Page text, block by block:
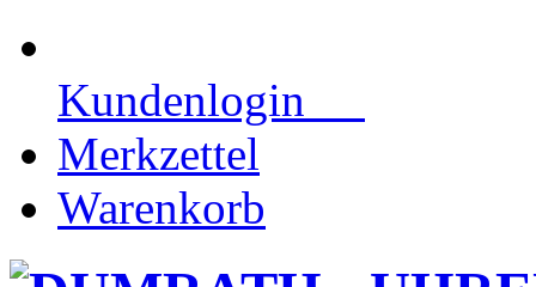
Kundenlogin
Merkzettel
Warenkorb